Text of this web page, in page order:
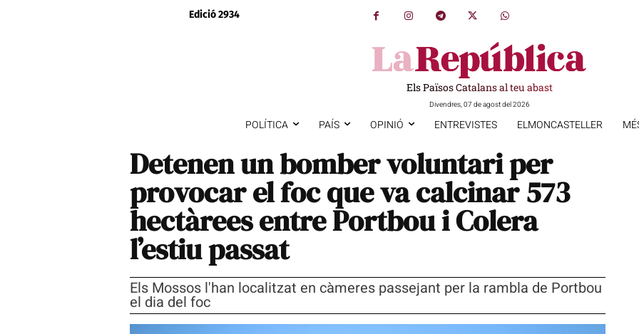
Edició 2934
Els Països Catalans al teu abast
Divendres, 07 de agost del 2026
POLÍTICA PAÍS OPINIÓ ENTREVISTES ELMONCASTELLER
Detenen un bomber voluntari per
provocar el foc que va calcinar 573
hectàrees entre Portbou i Colera
l’estiu passat
Els Mossos l'han localitzat en càmeres passejant per la rambla de Portbou
el dia del foc